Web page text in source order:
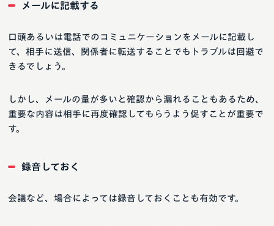
メールに記載する
口頭あるいは電話でのコミュニケーションをメールに記載し
て、相手に送信、関係者に転送することでもトラブルは回避で
きるでしょう。
しかし、メールの量が多いと確認から漏れることもあるため、
重要な内容は相手に再度確認してもらうよう促すことが重要で
す。
録音しておく
会議など、場合によっては録音しておくことも有効です。